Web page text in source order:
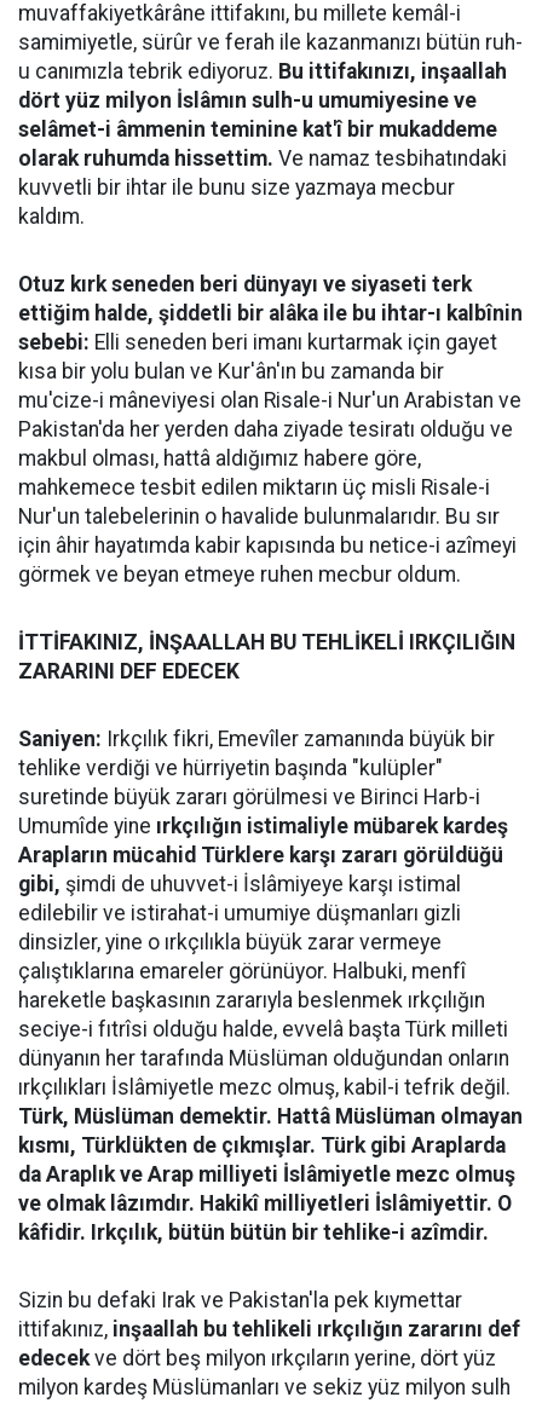
muvaffakiyetkârâne ittifakını, bu millete kemâl-i
samimiyetle, sürûr ve ferah ile kazanmanızı bütün ruh-
u canımızla tebrik ediyoruz. Bu ittifakınızı, inşaallah
dört yüz milyon İslâmın sulh-u umumiyesine ve
selâmet-i âmmenin teminine kat'î bir mukaddeme
olarak ruhumda hissettim. Ve namaz tesbihatındaki
kuvvetli bir ihtar ile bunu size yazmaya mecbur
kaldım.
Otuz kırk seneden beri dünyayı ve siyaseti terk
ettiğim halde, şiddetli bir alâka ile bu ihtar-ı kalbînin
sebebi: Elli seneden beri imanı kurtarmak için gayet
kısa bir yolu bulan ve Kur'ân'ın bu zamanda bir
mu'cize-i mâneviyesi olan Risale-i Nur'un Arabistan ve
Pakistan'da her yerden daha ziyade tesiratı olduğu ve
makbul olması, hattâ aldığımız habere göre,
mahkemece tesbit edilen miktarın üç misli Risale-i
Nur'un talebelerinin o havalide bulunmalarıdır. Bu sır
için âhir hayatımda kabir kapısında bu netice-i azîmeyi
görmek ve beyan etmeye ruhen mecbur oldum.
İTTİFAKINIZ, İNŞAALLAH BU TEHLİKELİ IRKÇILIĞIN
ZARARINI DEF EDECEK
Saniyen: Irkçılık fikri, Emevîler zamanında büyük bir
tehlike verdiği ve hürriyetin başında "kulüpler"
suretinde büyük zararı görülmesi ve Birinci Harb-i
Umumîde yine ırkçılığın istimaliyle mübarek kardeş
Arapların mücahid Türklere karşı zararı görüldüğü
gibi, şimdi de uhuvvet-i İslâmiyeye karşı istimal
edilebilir ve istirahat-i umumiye düşmanları gizli
dinsizler, yine o ırkçılıkla büyük zarar vermeye
çalıştıklarına emareler görünüyor. Halbuki, menfî
hareketle başkasının zararıyla beslenmek ırkçılığın
seciye-i fıtrîsi olduğu halde, evvelâ başta Türk milleti
dünyanın her tarafında Müslüman olduğundan onların
ırkçılıkları İslâmiyetle mezc olmuş, kabil-i tefrik değil.
Türk, Müslüman demektir. Hattâ Müslüman olmayan
kısmı, Türklükten de çıkmışlar. Türk gibi Araplarda
da Araplık ve Arap milliyeti İslâmiyetle mezc olmuş
ve olmak lâzımdır. Hakikî milliyetleri İslâmiyettir. O
kâfidir. Irkçılık, bütün bütün bir tehlike-i azîmdir.
Sizin bu defaki Irak ve Pakistan'la pek kıymettar
ittifakınız, inşaallah bu tehlikeli ırkçılığın zararını def
edecekve dört beş milyon ırkçıların yerine, dört yüz
milyon kardeş Müslümanları ve sekiz yüz milyon sulh